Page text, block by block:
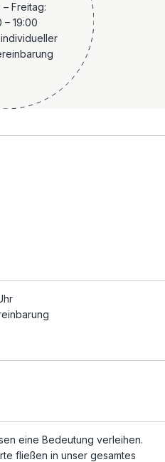
Freitag:
– 19:00
eine Bedeutung verleihen.
fließen in unser gesamtes